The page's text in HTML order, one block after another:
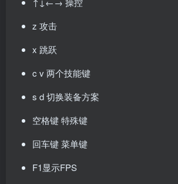
z 攻击
x 跳跃
c v 两个技能键
s d 切换装备方案
空格键 特殊键
回车键 菜单键
F1显示FPS